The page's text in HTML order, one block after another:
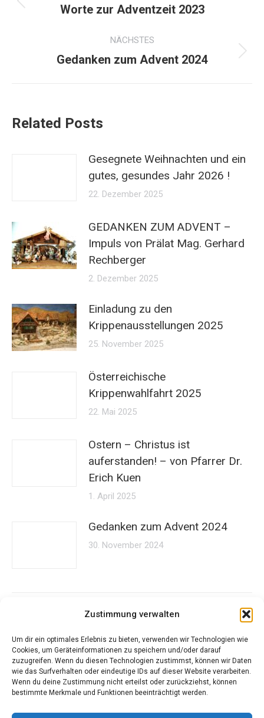
Zustimmung verwalten
Um dir ein optimales Erlebnis zu bieten, verwenden wir Technologien wie
Cookies, um Geräteinformationen zu speichern und/oder darauf
zuzugreifen. Wenn du diesen Technologien zustimmst, können wir Daten
wie das Surfverhalten oder eindeutige IDs auf dieser Website verarbeiten.
Wenn du deine Zustimmung nicht erteilst oder zurückziehst, können
bestimmte Merkmale und Funktionen beeinträchtigt werden.
Vorheriger
Worte zur Adventzeit 2023
NÄCHSTES
Nächster
Gedanken zum Advent 2024
Related Posts
Gesegnete Weihnachten und ein
gutes, gesundes Jahr 2026 !
22. Dezember 2025
GEDANKEN ZUM ADVENT –
Impuls von Prälat Mag. Gerhard
Rechberger
2. Dezember 2025
Einladung zu den
Krippenausstellungen 2025
25. November 2025
Österreichische
Krippenwahlfahrt 2025
22. Mai 2025
Ostern – Christus ist
auferstanden! – von Pfarrer Dr.
Erich Kuen
1. April 2025
Gedanken zum Advent 2024
30. November 2024
Kontakt
„Mit jungen Ideen, alte Traditionen bewahren“